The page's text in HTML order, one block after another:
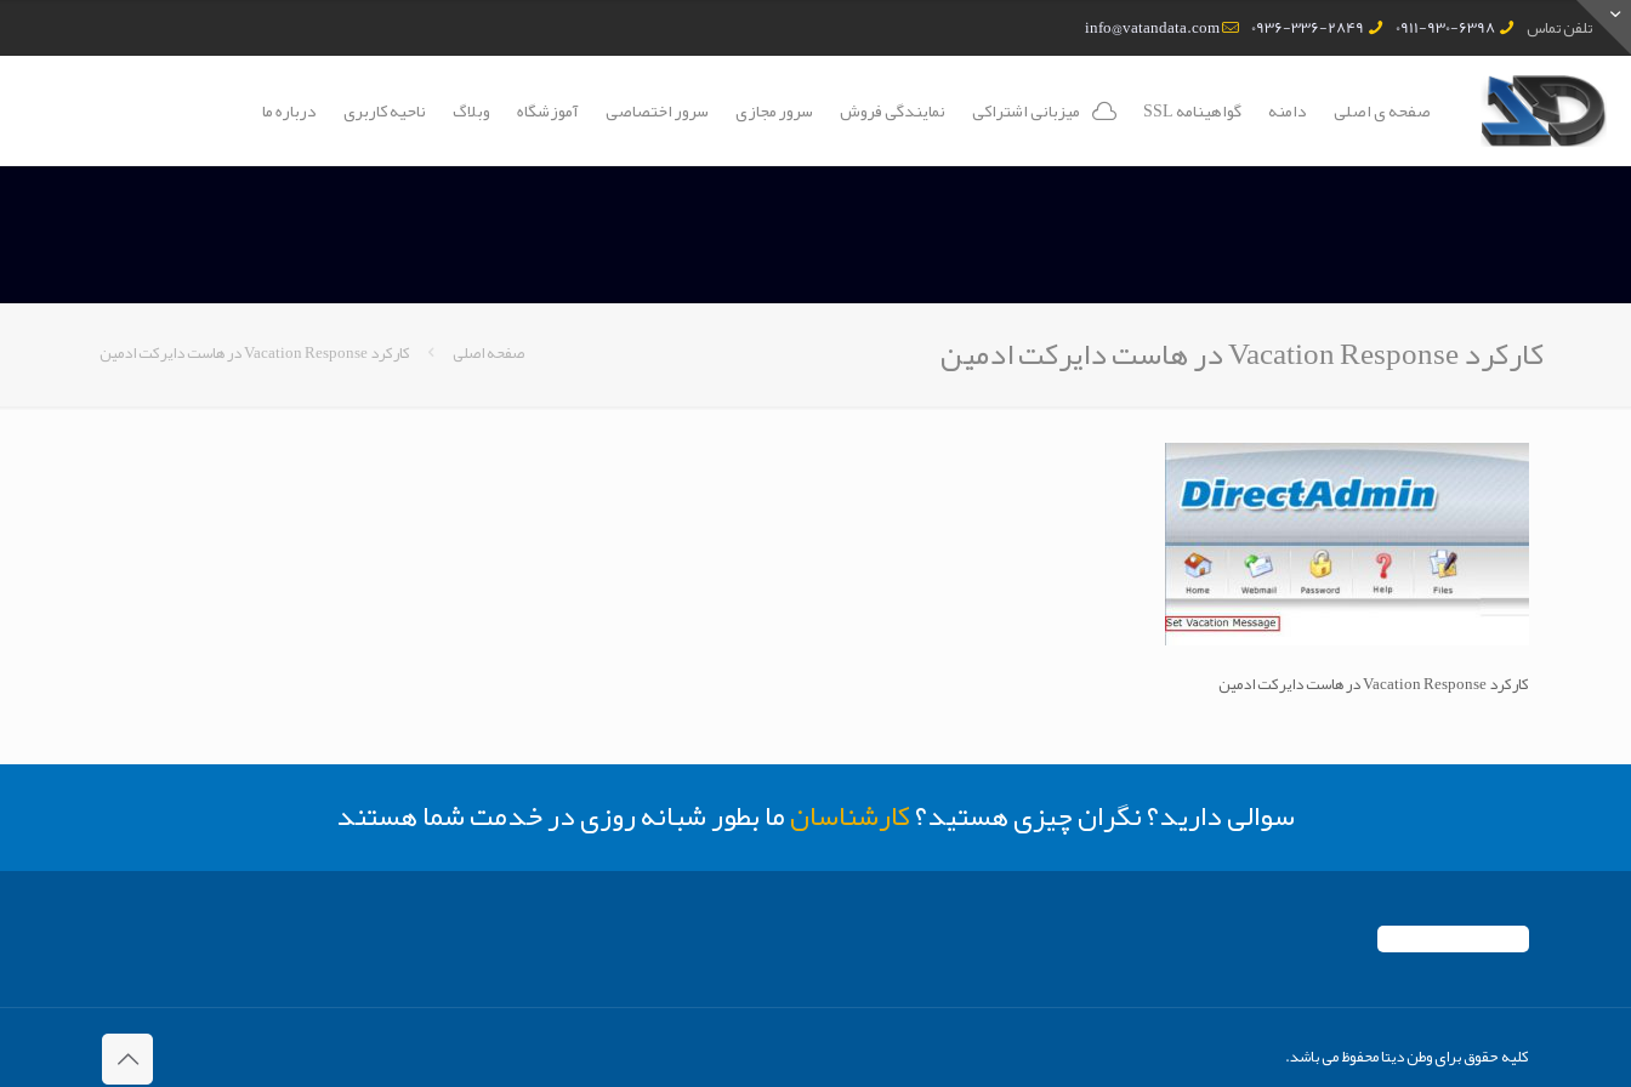
تلفن تماس 0911-930-6398
0936-336-2849
info@vatandata.com
صفحه ی اصلی دامنه گواهینامه SSL میزبانی اشتراکی نمایندگی فروش سرور مجازی سرور اختصاصی آموزشگاه وبلاگ ناحیه کاربری درباره ما
کارکرد Vacation Response در هاست دایرکت ادمین صفحه اصلی کارکرد Vacation Response در هاست دایرکت ادمین
کارکرد Vacation Response در هاست دایرکت ادمین
سوالی دارید؟ نگران چیزی هستید؟کارشناسانما بطور شبانه روزی در خدمت شما هستند
کلیه حقوق برای وطن دیتا محفوظ می باشد.